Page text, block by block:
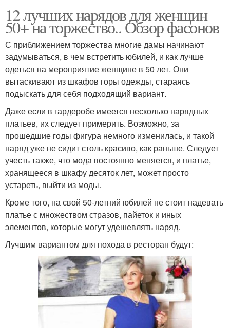
12 лучших нарядов для женщин
50+ на торжество.. Обзор фасонов
С приближением торжества многие дамы начинают
задумываться, в чем встретить юбилей, и как лучше
одеться на мероприятие женщине в 50 лет. Они
вытаскивают из шкафов горы одежды, стараясь
подыскать для себя подходящий вариант.
Даже если в гардеробе имеется несколько нарядных
платьев, их следует примерить. Возможно, за
прошедшие годы фигура немного изменилась, и такой
наряд уже не сидит столь красиво, как раньше. Следует
учесть также, что мода постоянно меняется, и платье,
хранящееся в шкафу десяток лет, может просто
устареть, выйти из моды.
Кроме того, на свой 50-летний юбилей не стоит надевать
платье с множеством стразов, пайеток и иных
элементов, которые могут удешевлять наряд.
Лучшим вариантом для похода в ресторан будут: